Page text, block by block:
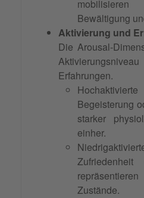
mobilisieren
Bewältigung
Aktivierung und
Die Arousal-
Erfahrungen.
Begeisterung
starker
einher.
Zustände.